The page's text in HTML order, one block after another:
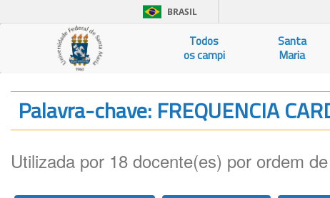
BRASIL
Todos
os campi
Santa
Maria
Palavra-chave: FREQUENCIA
Utilizada por 18 docente(es) por ordem